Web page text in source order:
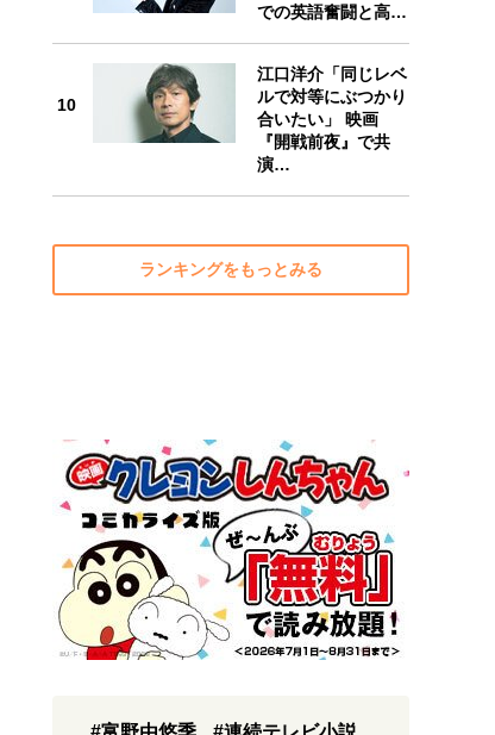
での英語奮闘と高…
10
江口洋介「同じレベ
ルで対等にぶつかり
合いたい」 映画
『開戦前夜』で共
演…
ランキングをもっとみる